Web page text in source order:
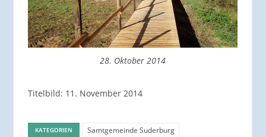
28. Oktober 2014
Titelbild: 11. November 2014
KATEGORIEN Samtgemeinde Suderburg